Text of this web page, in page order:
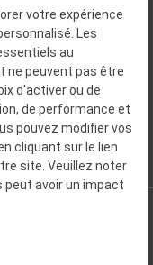
Pollinchove
votre expérience
Les
au
ne peuvent pas être
d'activer ou de
de performance et
pouvez modifier vos
cliquant sur le lien
site. Veuillez noter
peut avoir un impact